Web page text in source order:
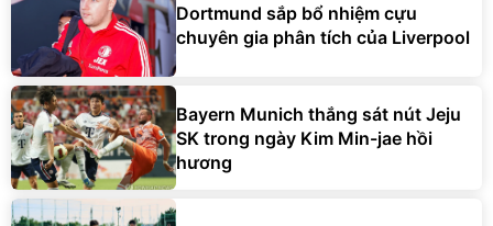
Dortmund sắp bổ nhiệm cựu
chuyên gia phân tích của Liverpool
Bayern Munich thắng sát nút Jeju
SK trong ngày Kim Min-jae hồi
hương